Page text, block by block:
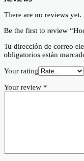
There are no reviews yet.
Be the first to review
Tu dirección de correo
obligatorios están
Your rating
Your review *